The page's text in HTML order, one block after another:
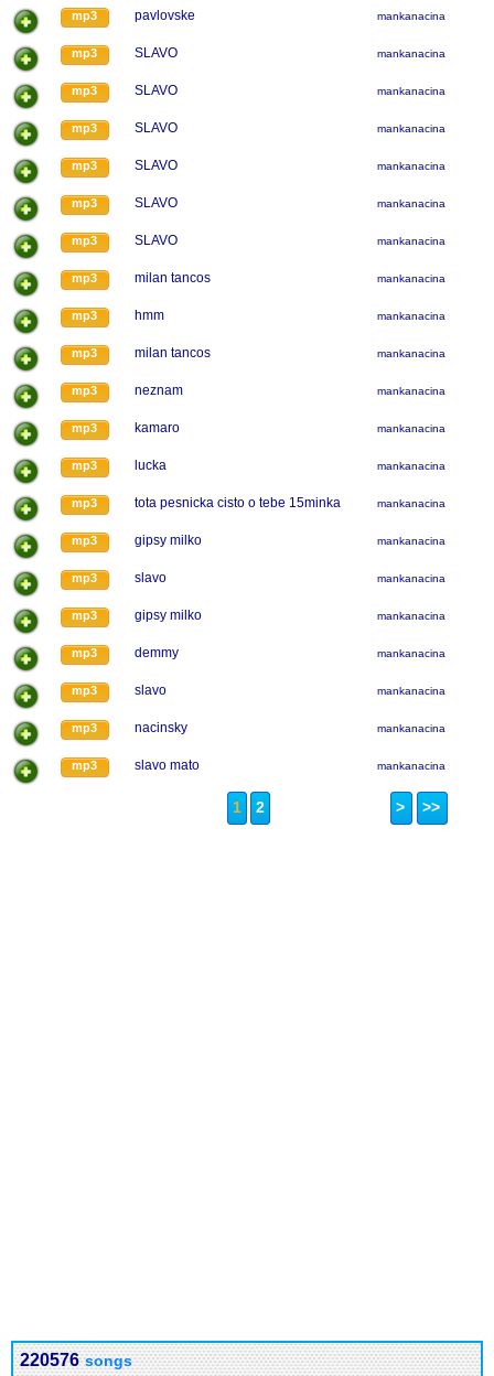
mp3 pavlovske mankanacina
mp3 SLAVO mankanacina
mp3 SLAVO mankanacina
mp3 SLAVO mankanacina
mp3 SLAVO mankanacina
mp3 SLAVO mankanacina
mp3 SLAVO mankanacina
mp3 milan tancos mankanacina
mp3 hmm mankanacina
mp3 milan tancos mankanacina
mp3 neznam mankanacina
mp3 kamaro mankanacina
mp3 lucka mankanacina
mp3 tota pesnicka cisto o tebe 15minka mankanacina
mp3 gipsy milko mankanacina
mp3 slavo mankanacina
mp3 gipsy milko mankanacina
mp3 demmy mankanacina
mp3 slavo mankanacina
mp3 nacinsky mankanacina
mp3 slavo mato mankanacina
1 2 > >>
220576 songs